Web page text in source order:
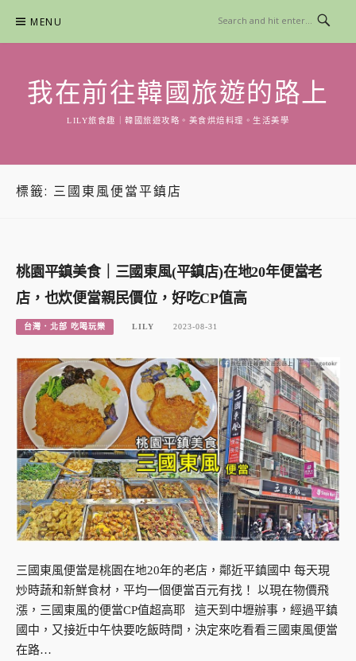
content
MENU
我在前往韓國旅遊的路上
LILY旅食趣｜韓國旅遊攻略。美食烘焙料理。生活美學
標籤: 三國東風便當平鎮店
桃園平鎮美食｜三國東風(平鎮店)在地20年便當老
店，也炊便當親民價位，好吃CP值高
台灣．北部 吃喝玩樂 LILY 2023-08-31
三國東風便當是桃園在地20年的老店，鄰近平鎮國中 每天現
炒時蔬和新鮮食材，平均一個便當百元有找！ 以現在物價飛
漲，三國東風的便當CP值超高耶 這天到中壢辦事，經過平鎮
國中，又接近中午快要吃飯時間，決定來吃看看三國東風便當
在路…